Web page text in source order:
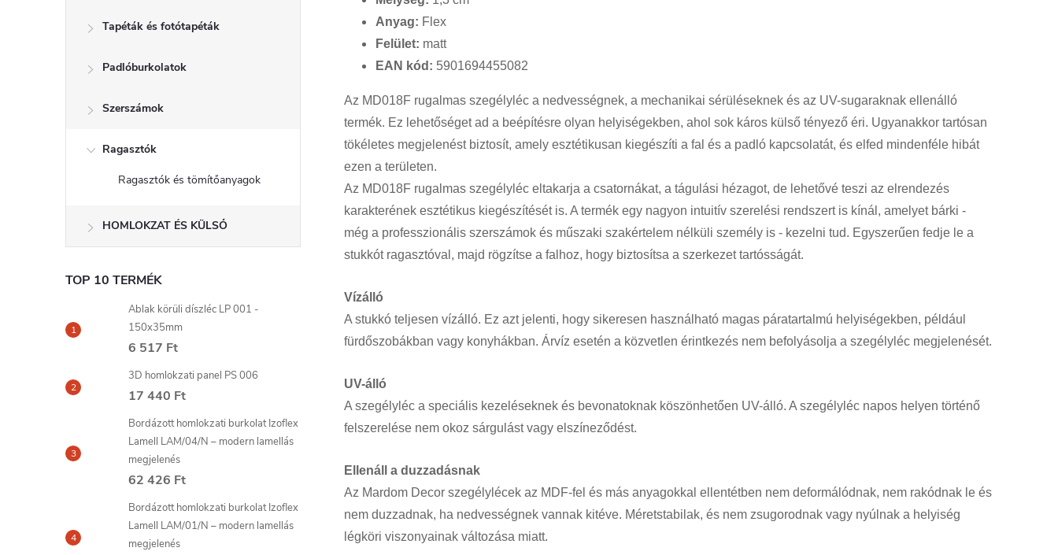
Tapéták és fotótapéták
Padlóburkolatok
Szerszámok
Ragasztók
Ragasztók és tömítőanyagok
HOMLOKZAT ÉS KÜLSŐ
TOP 10 TERMÉK
Ablak körüli díszléc LP 001 -
150x35mm
6 517 Ft
3D homlokzati panel PS 006
17 440 Ft
Bordázott homlokzati burkolat Izoflex
Lamell LAM/04/N – modern lamellás
megjelenés
62 426 Ft
Bordázott homlokzati burkolat Izoflex
Lamell LAM/01/N – modern lamellás
megjelenés
Anyag: Flex
Felület: matt
EAN kód: 5901694455082
Az MD018F rugalmas szegélyléc a nedvességnek, a mechanikai sérüléseknek és az UV-sugaraknak ellenálló
termék. Ez lehetőséget ad a beépítésre olyan helyiségekben, ahol sok káros külső tényező éri. Ugyanakkor tartósan
tökéletes megjelenést biztosít, amely esztétikusan kiegészíti a fal és a padló kapcsolatát, és elfed mindenféle hibát
ezen a területen.
Az MD018F rugalmas szegélyléc eltakarja a csatornákat, a tágulási hézagot, de lehetővé teszi az elrendezés
karakterének esztétikus kiegészítését is. A termék egy nagyon intuitív szerelési rendszert is kínál, amelyet bárki -
még a professzionális szerszámok és műszaki szakértelem nélküli személy is - kezelni tud. Egyszerűen fedje le a
stukkót ragasztóval, majd rögzítse a falhoz, hogy biztosítsa a szerkezet tartósságát.
Vízálló
A stukkó teljesen vízálló. Ez azt jelenti, hogy sikeresen használható magas páratartalmú helyiségekben, például
fürdőszobákban vagy konyhákban. Árvíz esetén a közvetlen érintkezés nem befolyásolja a szegélyléc megjelenését.
UV-álló
A szegélyléc a speciális kezeléseknek és bevonatoknak köszönhetően UV-álló. A szegélyléc napos helyen történő
felszerelése nem okoz sárgulást vagy elszíneződést.
Ellenáll a duzzadásnak
Az Mardom Decor szegélylécek az MDF-fel és más anyagokkal ellentétben nem deformálódnak, nem rakódnak le és
nem duzzadnak, ha nedvességnek vannak kitéve. Méretstabilak, és nem zsugorodnak vagy nyúlnak a helyiség
légköri viszonyainak változása miatt.